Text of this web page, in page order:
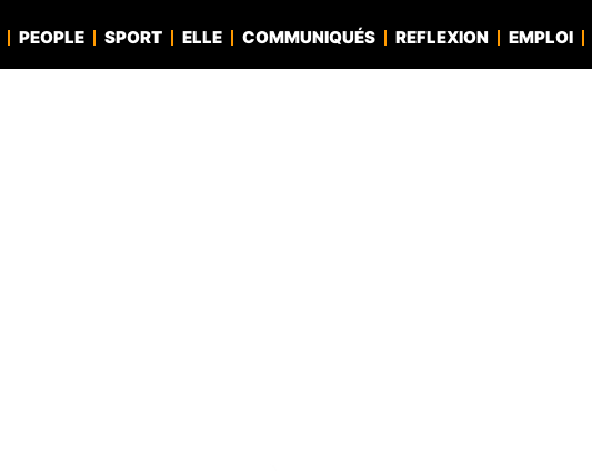
PEOPLE SPORT ELLE COMMUNIQUÉS REFLEXION EMPLOI